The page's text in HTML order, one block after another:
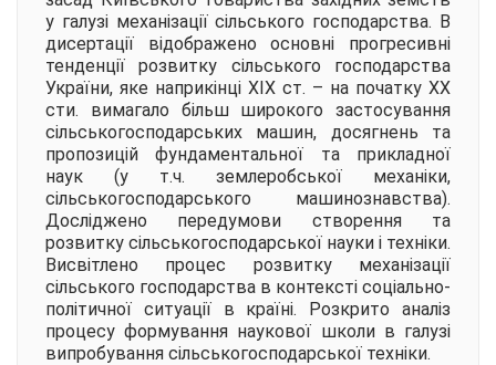
у галузі механізації сільського господарства. В
дисертації відображено основні прогресивні
тенденції розвитку сільського господарства
України, яке наприкінці ХІХ ст. – на початку ХХ
сти. вимагало більш широкого застосування
сільськогосподарських машин, досягнень та
пропозицій фундаментальної та прикладної
наук (у т.ч. землеробської механіки,
сільськогосподарського машинознавства).
Досліджено передумови створення та
розвитку сільськогосподарської науки і техніки.
Висвітлено процес розвитку механізації
сільського господарства в контексті соціально-
політичної ситуації в країні. Розкрито аналіз
процесу формування наукової школи в галузі
випробування сільськогосподарської техніки.